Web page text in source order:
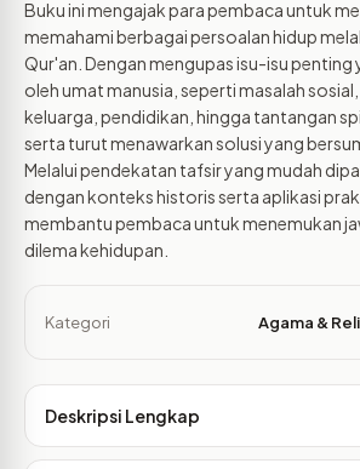
Buku ini mengajak para pembaca untuk
memahami berbagai persoalan hidup
Qur'an. Dengan mengupas isu-isu penting
oleh umat manusia, seperti masalah
keluarga, pendidikan, hingga tantangan
serta turut menawarkan solusi yang
Melalui pendekatan tafsir yang mudah
dengan konteks historis serta aplikasi
membantu pembaca untuk menemukan
dilema kehidupan.
Kategori Agama &
Deskripsi Lengkap